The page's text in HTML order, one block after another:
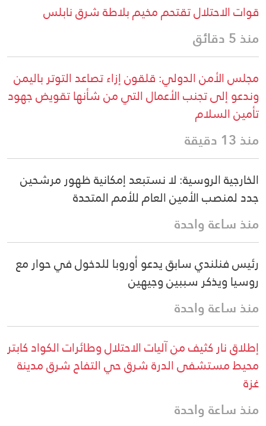
قوات الاحتلال تقتحم مخيم بلاطة شرق نابلس
منذ 5 دقائق
مجلس الأمن الدولي: قلقون إزاء تصاعد التوتر باليمن
وندعو إلى تجنب الأعمال التي من شأنها تقويض جهود
تأمين السلام
منذ 13 دقيقة
الخارجية الروسية: لا نستبعد إمكانية ظهور مرشحين
جدد لمنصب الأمين العام للأمم المتحدة
منذ ساعة واحدة
رئيس فنلندي سابق يدعو أوروبا للدخول في حوار مع
روسيا ويذكر سببين وجيهين
منذ ساعة واحدة
إطلاق نار كثيف من آليات الاحتلال وطائرات الكواد كابتر
محيط مستشفى الدرة شرق حي التفاح شرق مدينة
غزة
منذ ساعة واحدة